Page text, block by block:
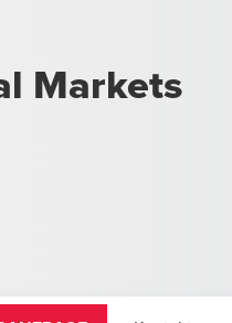
Markets